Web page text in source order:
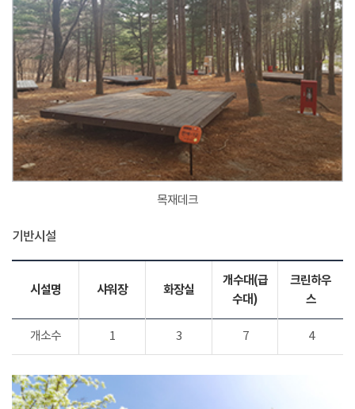
목재데크
기반시설
시설명 샤워장 화장실
개수대(급
수대)
크린하우
스
개소수 1 3 7 4